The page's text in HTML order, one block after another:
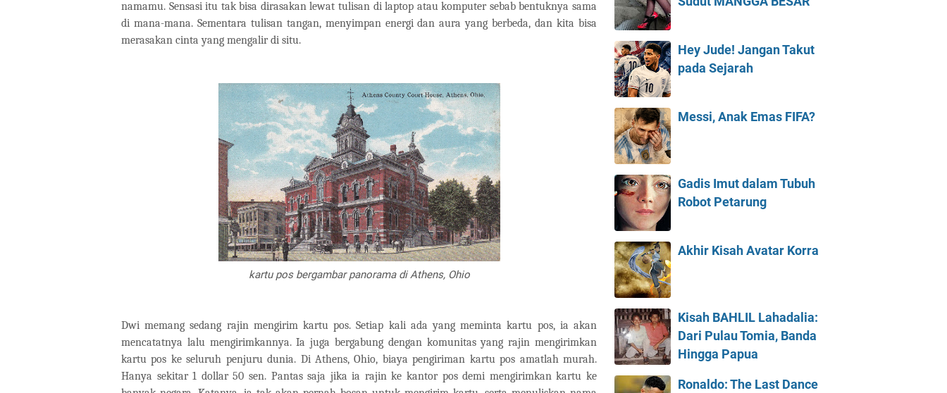
namamu. Sensasi itu tak bisa dirasakan lewat tulisan di laptop atau komputer sebab bentuknya sama
di mana-mana. Sementara tulisan tangan, menyimpan energi dan aura yang berbeda, dan kita bisa
merasakan cinta yang mengalir di situ.
kartu pos bergambar panorama di Athens, Ohio
Dwi memang sedang rajin mengirim kartu pos. Setiap kali ada yang meminta kartu pos, ia akan
mencatatnya lalu mengirimkannya. Ia juga bergabung dengan komunitas yang rajin mengirimkan
kartu pos ke seluruh penjuru dunia. Di Athens, Ohio, biaya pengiriman kartu pos amatlah murah.
Hanya sekitar 1 dollar 50 sen. Pantas saja jika ia rajin ke kantor pos demi mengirimkan kartu ke
Hey Jude! Jangan Takut
pada Sejarah
Messi, Anak Emas FIFA?
Gadis Imut dalam Tubuh
Robot Petarung
Akhir Kisah Avatar Korra
Kisah BAHLIL Lahadalia:
Dari Pulau Tomia, Banda
Hingga Papua
Ronaldo: The Last Dance